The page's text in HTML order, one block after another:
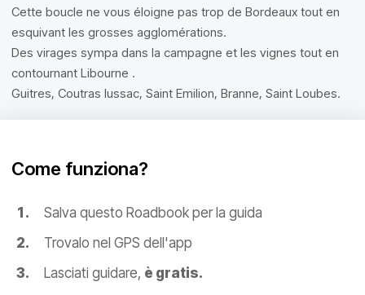
Cette boucle ne vous éloigne pas trop de Bordeaux tout en
esquivant les grosses agglomérations.
Des virages sympa dans la campagne et les vignes tout en
contournant Libourne .
Guitres, Coutras lussac, Saint Emilion, Branne, Saint Loubes.
Come funziona?
Salva questo Roadbook per la guida
Trovalo nel GPS dell'app
Lasciati guidare, è gratis.